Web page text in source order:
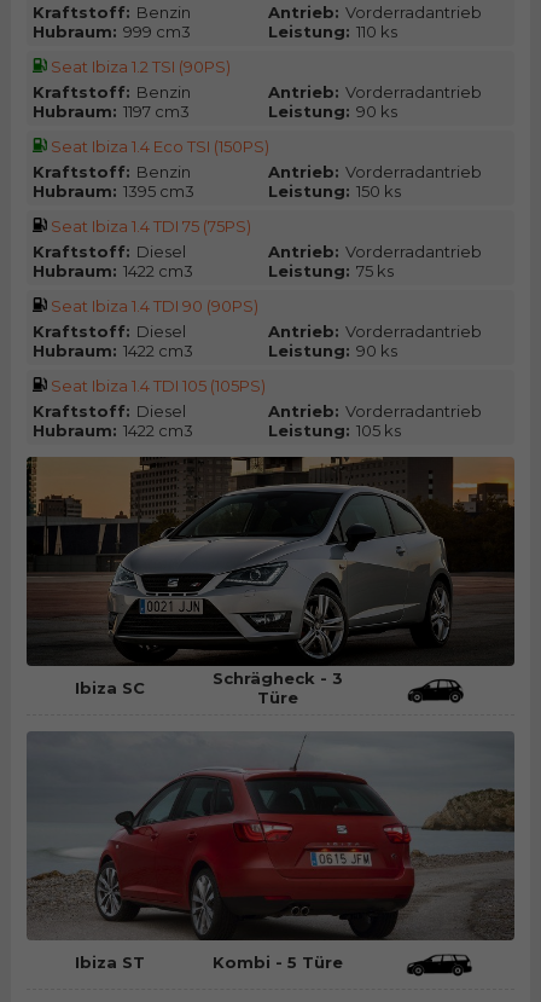
Kraftstoff: Benzin Antrieb: Vorderradantrieb
Hubraum: 999 cm3 Leistung: 110 ks
Seat Ibiza 1.2 TSI (90PS)
Kraftstoff: Benzin Antrieb: Vorderradantrieb
Hubraum: 1197 cm3 Leistung: 90 ks
Seat Ibiza 1.4 Eco TSI (150PS)
Kraftstoff: Benzin Antrieb: Vorderradantrieb
Hubraum: 1395 cm3 Leistung: 150 ks
Seat Ibiza 1.4 TDI 75 (75PS)
Kraftstoff: Diesel Antrieb: Vorderradantrieb
Hubraum: 1422 cm3 Leistung: 75 ks
Seat Ibiza 1.4 TDI 90 (90PS)
Kraftstoff: Diesel Antrieb: Vorderradantrieb
Hubraum: 1422 cm3 Leistung: 90 ks
Seat Ibiza 1.4 TDI 105 (105PS)
Kraftstoff: Diesel Antrieb: Vorderradantrieb
Hubraum: 1422 cm3 Leistung: 105 ks
Ibiza SC
Schrägheck - 3
Türe
Ibiza ST Kombi - 5 Türe